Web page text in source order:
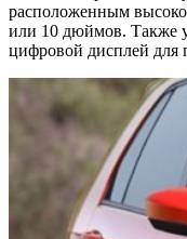
расположенным
или 10 дюймов. Также
цифровой дисплей для